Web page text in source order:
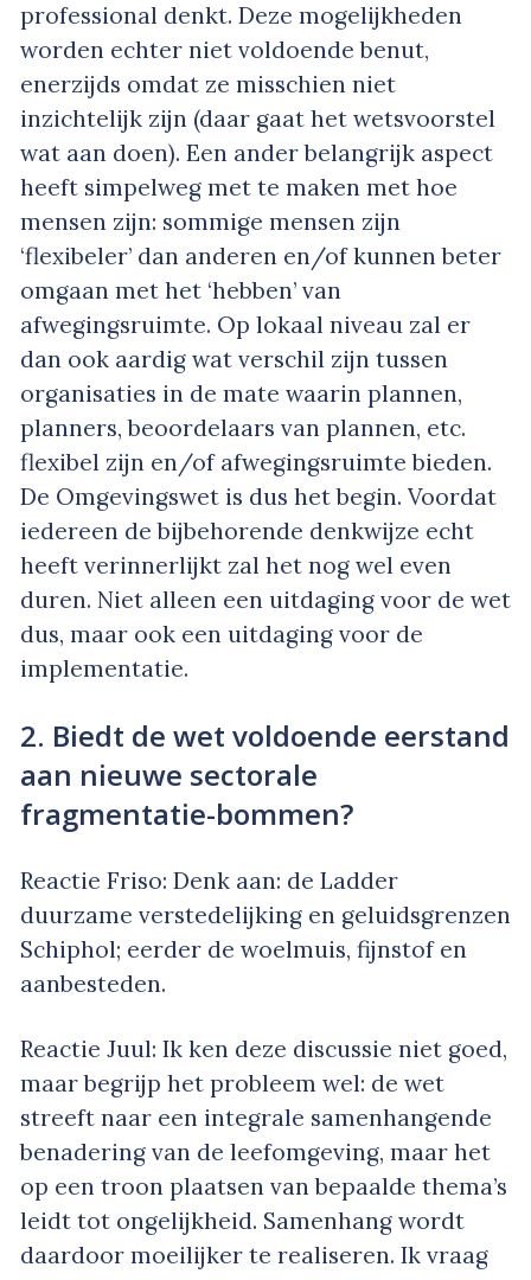
professional denkt. Deze mogelijkheden
worden echter niet voldoende benut,
enerzijds omdat ze misschien niet
inzichtelijk zijn (daar gaat het wetsvoorstel
wat aan doen). Een ander belangrijk aspect
heeft simpelweg met te maken met hoe
mensen zijn: sommige mensen zijn
‘flexibeler’ dan anderen en/of kunnen beter
omgaan met het ‘hebben’ van
afwegingsruimte. Op lokaal niveau zal er
dan ook aardig wat verschil zijn tussen
organisaties in de mate waarin plannen,
planners, beoordelaars van plannen, etc.
flexibel zijn en/of afwegingsruimte bieden.
De Omgevingswet is dus het begin. Voordat
iedereen de bijbehorende denkwijze echt
heeft verinnerlijkt zal het nog wel even
duren. Niet alleen een uitdaging voor de wet
dus, maar ook een uitdaging voor de
implementatie.
2. Biedt de wet voldoende eerstand
aan nieuwe sectorale
fragmentatie-bommen?
Reactie Friso: Denk aan: de Ladder
duurzame verstedelijking en geluidsgrenzen
Schiphol; eerder de woelmuis, fijnstof en
aanbesteden.
Reactie Juul: Ik ken deze discussie niet goed,
maar begrijp het probleem wel: de wet
streeft naar een integrale samenhangende
benadering van de leefomgeving, maar het
op een troon plaatsen van bepaalde thema’s
leidt tot ongelijkheid. Samenhang wordt
daardoor moeilijker te realiseren. Ik vraag